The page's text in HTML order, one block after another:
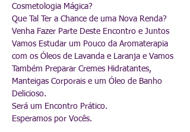
Cosmetologia Mágica?
Que Tal Ter a Chance de uma Nova Renda?
Venha Fazer Parte Deste Encontro e Juntos
Vamos Estudar um Pouco da Aromaterapia
com os Óleos de Lavanda e Laranja e Vamos
Também Preparar Cremes Hidratantes,
Manteigas Corporais e um Óleo de Banho
Delicioso.
Será um Encontro Prático.
Esperamos por Vocês.